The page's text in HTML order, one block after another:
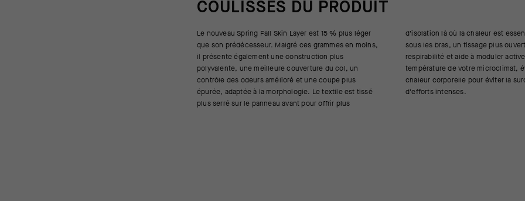
COULISSES DU PRODUIT
Le nouveau Spring Fall Skin Layer est 15 % plus léger
que son prédécesseur. Malgré ces grammes en moins,
il présente également une construction plus
polyvalente, une meilleure couverture du col, un
contrôle des odeurs amélioré et une coupe plus
épurée, adaptée à la morphologie. Le textile est tissé
plus serré sur le panneau avant pour offrir plus
d'isolation là où la chaleur est essentielle. À l'arrière et
sous les bras, un tissage plus ouvert augmente la
respirabilité et aide à moduler activement la
température de votre microclimat, évacuant l'excès de
chaleur corporelle pour éviter la surchauffe lors
d'efforts intenses.